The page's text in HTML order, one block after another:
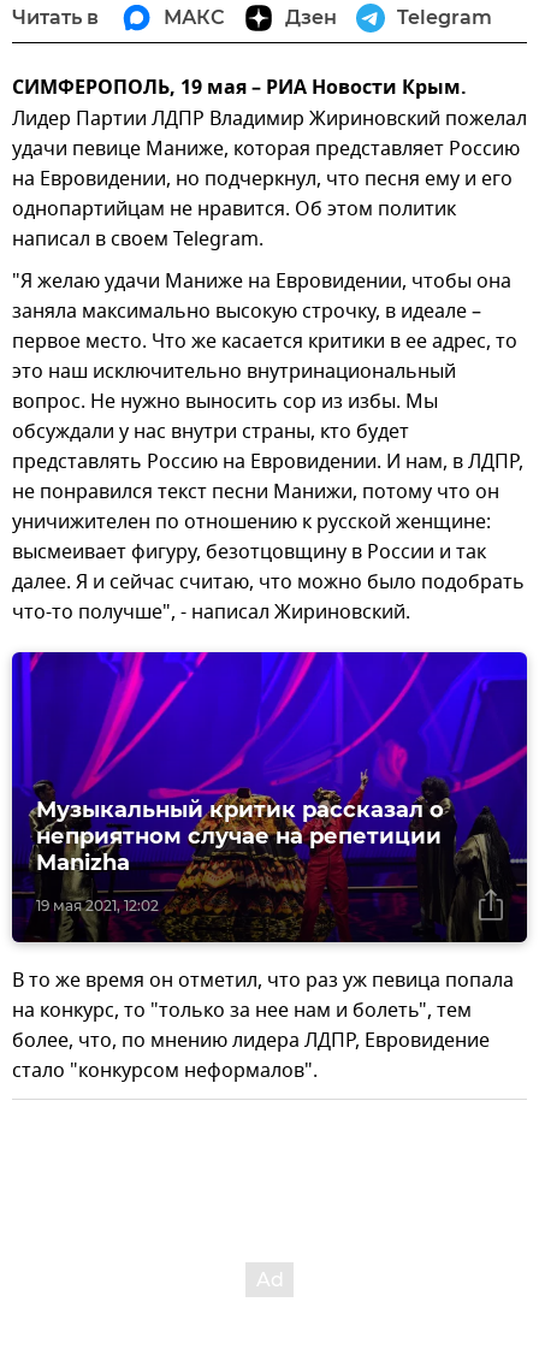
Читать в МАКС Дзен Telegram
СИМФЕРОПОЛЬ, 19 мая – РИА Новости Крым.
Лидер Партии ЛДПР Владимир Жириновский пожелал
удачи певице Маниже, которая представляет Россию
на Евровидении, но подчеркнул, что песня ему и его
однопартийцам не нравится. Об этом политик
написал в своем Telegram.
"Я желаю удачи Маниже на Евровидении, чтобы она
заняла максимально высокую строчку, в идеале –
первое место. Что же касается критики в ее адрес, то
это наш исключительно внутринациональный
вопрос. Не нужно выносить сор из избы. Мы
обсуждали у нас внутри страны, кто будет
представлять Россию на Евровидении. И нам, в ЛДПР,
не понравился текст песни Манижи, потому что он
уничижителен по отношению к русской женщине:
высмеивает фигуру, безотцовщину в России и так
далее. Я и сейчас считаю, что можно было подобрать
что-то получше", - написал Жириновский.
19 мая 2021, 12:02
Музыкальный критик рассказал о
неприятном случае на репетиции
Manizha
В то же время он отметил, что раз уж певица попала
на конкурс, то "только за нее нам и болеть", тем
более, что, по мнению лидера ЛДПР, Евровидение
стало "конкурсом неформалов".